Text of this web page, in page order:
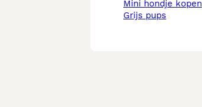
mini hondje kopen
grijs pups